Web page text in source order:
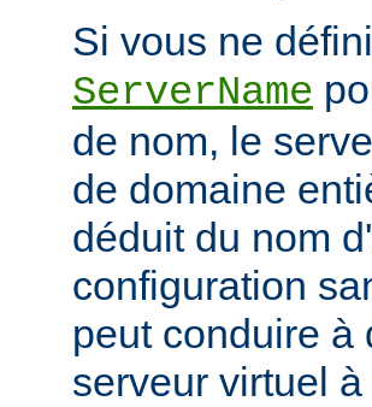
Si vous ne
ServerName
de nom, le
de domaine
déduit du nom
configuration
peut conduire à
serveur virtuel